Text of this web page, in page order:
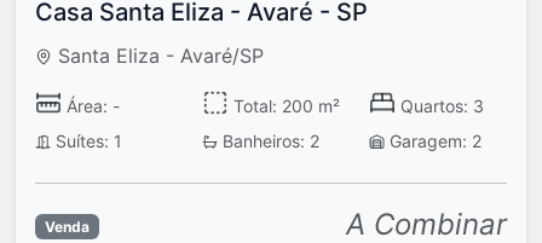
Casa Santa Eliza - Avaré - SP
Santa Eliza - Avaré/SP
Área: - Total: 200 m²
Quartos: 3
Suítes: 1
Banheiros: 2 Garagem: 2
Venda A Combinar